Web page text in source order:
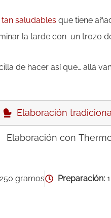
saludables que tiene
la tarde con un trozo
de hacer así que… allá
Elaboración
Elaboración con
gramos Preparación: